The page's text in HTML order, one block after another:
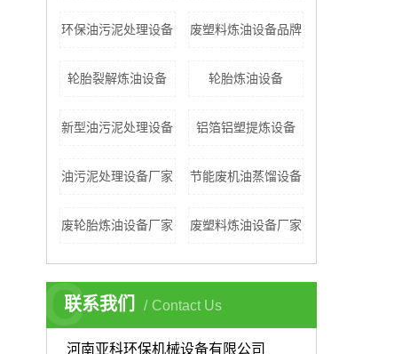
环保油污泥处理设备 废塑料炼油设备品牌
轮胎裂解炼油设备 轮胎炼油设备
新型油污泥处理设备 铝箔铝塑提炼设备
油污泥处理设备厂家 节能废机油蒸馏设备
废轮胎炼油设备厂家 废塑料炼油设备厂家
联系我们 Contact Us
C
河南亚科环保机械设备有限公司